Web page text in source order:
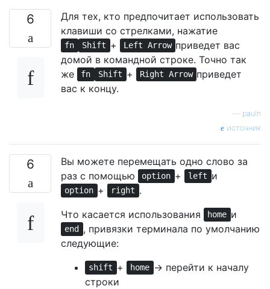
6
Для тех, кто предпочитает использовать
клавиши со стрелками, нажатие
fn Shift + Left Arrow приведет вас
домой в командной строке. Точно так
же
fn Shift + Right Arrow приведет
вас к концу.
pauln
источник
6
Вы можете перемещать одно слово за
раз с помощью
option + left и
option + right .
Что касается использования
home и
end
, привязки терминала по умолчанию
следующие:
shift + home → перейти к началу
строки